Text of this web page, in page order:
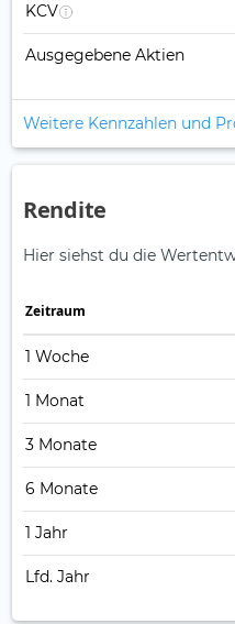
KCV
Ausgegebene Aktien
Weitere Kennzahlen und
Rendite
Hier siehst du die
Zeitraum
1 Woche
1 Monat
3 Monate
6 Monate
1 Jahr
Lfd. Jahr